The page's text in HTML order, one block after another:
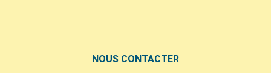
NOUS CONTACTER